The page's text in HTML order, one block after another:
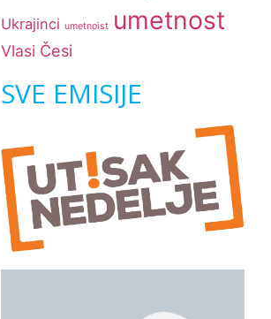
Ukrajinci umetnoist umetnost
Vlasi Česi
SVE EMISIJE